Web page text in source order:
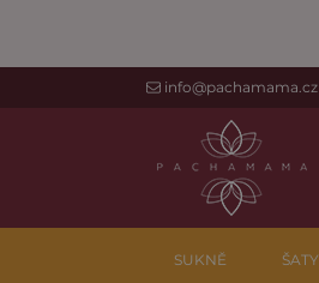
info@pachamama.cz
SUKNĚ ŠATY